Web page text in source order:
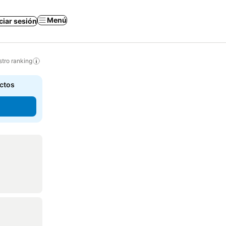
sesión Menú
ranking